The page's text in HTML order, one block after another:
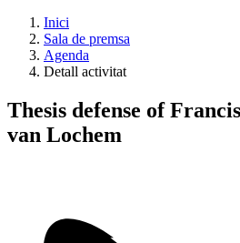
Inici
Sala de premsa
Agenda
Detall activitat
Thesis defense of
van Lochem